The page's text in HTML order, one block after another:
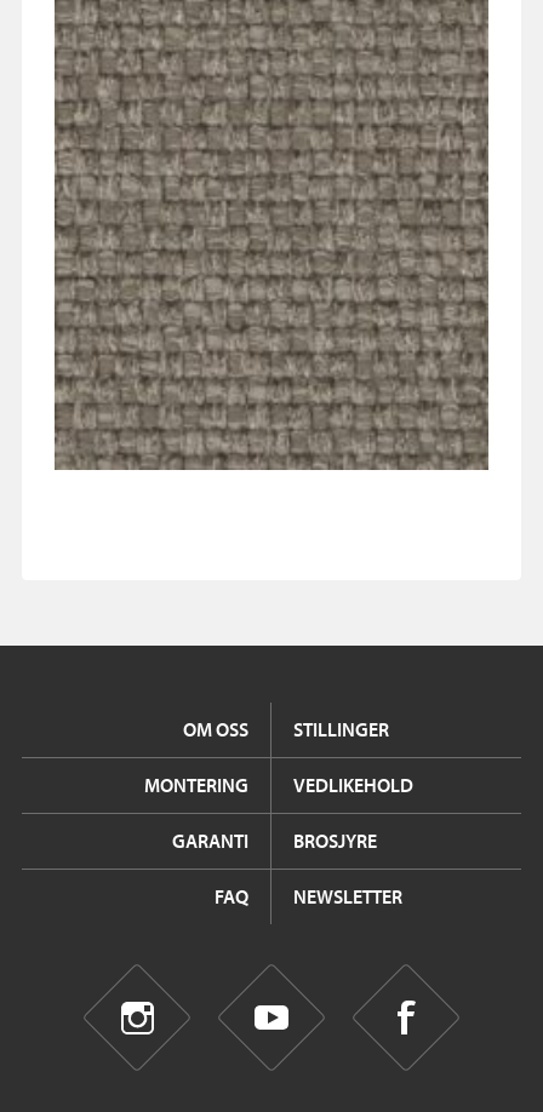
OM OSS STILLINGER
MONTERING VEDLIKEHOLD
GARANTI BROSJYRE
FAQ NEWSLETTER